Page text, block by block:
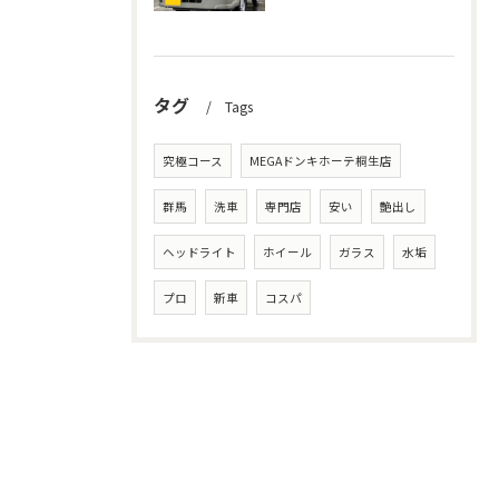
タグ Tags
究極コース MEGAドンキホーテ桐生店
群馬 洗車 専門店 安い 艶出し
ヘッドライト ホイール ガラス 水垢
プロ 新車 コスパ